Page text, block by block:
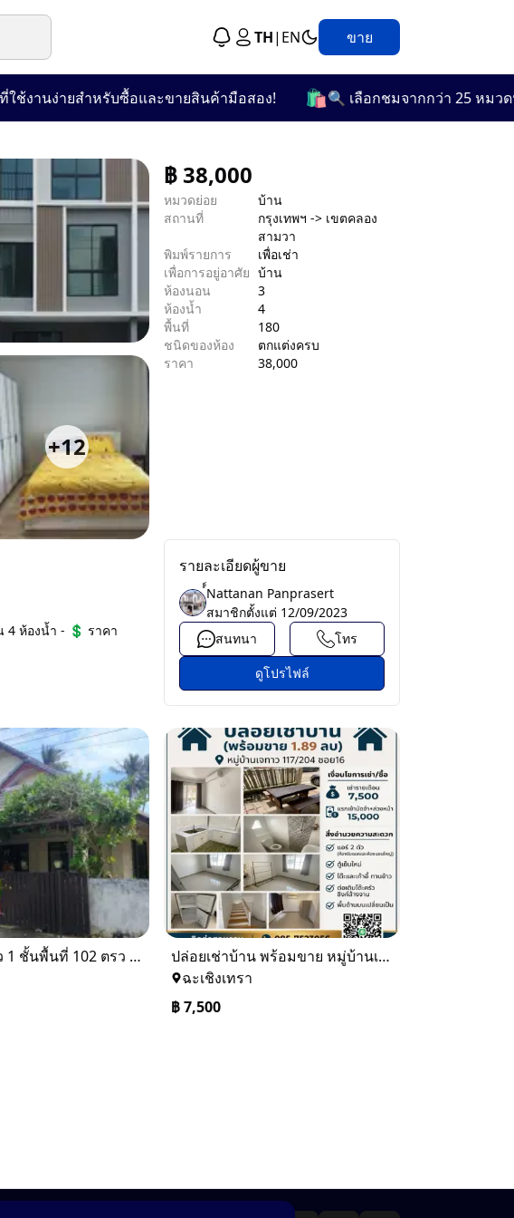
TH| EN ขาย
นง่ายสำหรับซื้อและขายสินค้ามือสอง! 🛍️ 🔍 เลือกชมจากกว่า 25 หมวดหมู่ที่
+12
฿38,000
หมวดย่อย
บ้าน
สถานที่
กรุงเทพฯ -> เขตคลอง
สามวา
พิมพ์รายการ
เพื่อเช่า
เพื่อการอยู่อาศัย บ้าน
ห้องนอน
3
ห้องน้ำ
4
พื้นที่
180
ชนิดของห้อง
ตกแต่งครบ
ราคา
38,000
4 ห้องน้ำ - 💲 ราคา
รายละเอียดผู้ขาย
์์Nattanan Panprasert
สมาชิกตั้งแต่ 12/09/2023
สนทนา
โทร
ดูโปรไฟล์
ขายบ้านเดียว 1 ชั้นพื้นที่ 102 ตรว บางละมุง ชลบุรี
ปล่อยเช่าบ้าน พร้อมขาย หมู่บ้านเจทาว ตำบลแสนภูดาษ
ฉะเชิงเทรา
฿7,500